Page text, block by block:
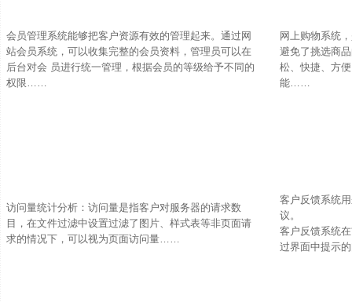
会员管理系统能够把客户资源有效的管理起来。通过网
站会员系统，可以收集完整的会员资料，管理员可以在
后台对会 员进行统一管理，根据会员的等级给予不同的
权限……
网上购物系统
避免了挑选商
松、快捷、方
能……
访问量统计分析：访问量是指客户对服务器的请求数
目，在文件过滤中设置过滤了图片、样式表等非页面请
求的情况下，可以视为页面访问量……
客户反馈系统
议。
客户反馈系统
过界面中提示